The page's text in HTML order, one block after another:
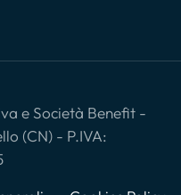
e Società Benefit -
(CN) - P.IVA: